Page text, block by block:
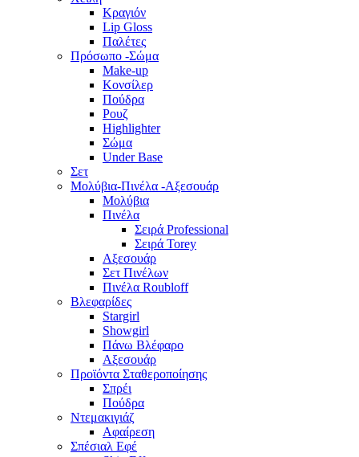
Κραγιόν
Lip Gloss
Παλέτες
Πρόσωπο -Σώμα
Make-up
Κονσίλερ
Πούδρα
Ρουζ
Highlighter
Σώμα
Under Base
Σετ
Μολύβια-Πινέλα -Αξεσουάρ
Μολύβια
Πινέλα
Σειρά Professional
Σειρά Torey
Αξεσουάρ
Σετ Πινέλων
Πινέλα Roubloff
Βλεφαρίδες
Stargirl
Showgirl
Πάνω Βλέφαρο
Αξεσουάρ
Προϊόντα Σταθεροποίησης
Σπρέι
Πούδρα
Ντεμακιγιάζ
Αφαίρεση
Σπέσιαλ Εφέ